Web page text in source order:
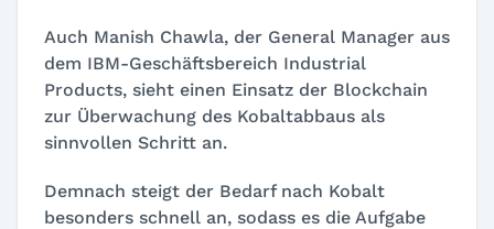
Auch Manish Chawla, der General Manager aus
dem IBM-Geschäftsbereich Industrial
Products, sieht einen Einsatz der Blockchain
zur Überwachung des Kobaltabbaus als
sinnvollen Schritt an.
Demnach steigt der Bedarf nach Kobalt
besonders schnell an, sodass es die Aufgabe